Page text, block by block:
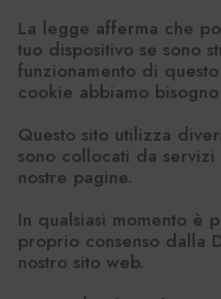
La legge afferma che
tuo dispositivo se sono
funzionamento di
cookie abbiamo
Questo sito utilizza
sono collocati da
nostre pagine.
In qualsiasi momento è
proprio consenso dalla
nostro sito web.